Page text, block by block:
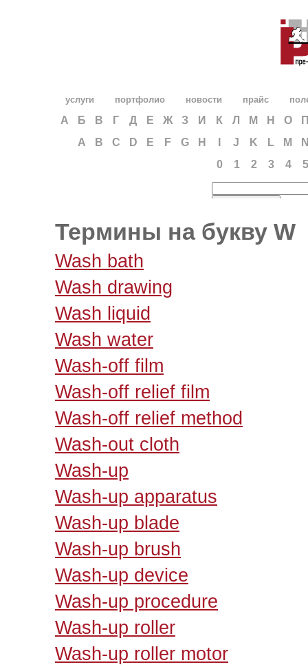
услуги портфолио новости прайс
А Б В Г Д Е Ж З И К Л М Н О
A
B C D E F G H J K L M
0
1 2 3 4 5
Термины на букву W
Wash bath
Wash drawing
Wash liquid
Wash water
Wash-off film
Wash-off relief film
Wash-off relief method
Wash-out cloth
Wash-up
Wash-up apparatus
Wash-up blade
Wash-up brush
Wash-up device
Wash-up procedure
Wash-up roller
Wash-up roller motor